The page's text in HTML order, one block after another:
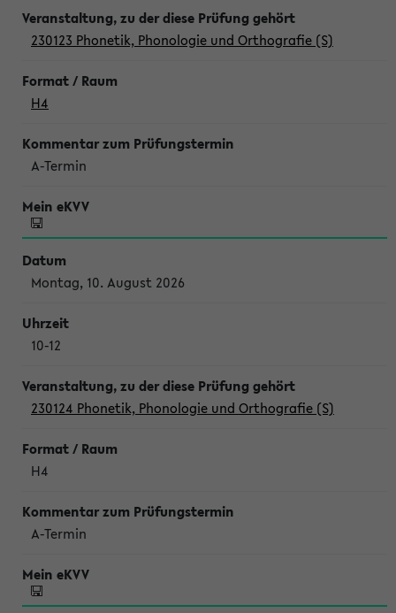
230123 Phonetik, Phonologie und Orthografie (S)
H4
A-Termin
Montag, 10. August 2026
10-12
230124 Phonetik, Phonologie und Orthografie (S)
H4
A-Termin